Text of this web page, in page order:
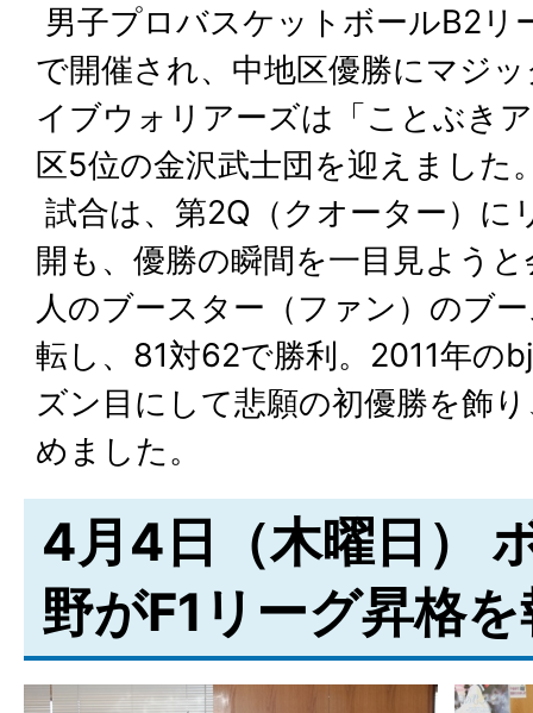
男子プロバスケットボールB2リ
で開催され、中地区優勝にマジ
イブウォリアーズは「ことぶき
区5位の金沢武士団を迎えました
試合は、第2Q（クオーター）に
開も、優勝の瞬間を一目見よう
人のブースター（ファン）のブ
転し、81対62で勝利。2011年の
ズン目にして悲願の初優勝を飾
めました。
4月4日（木曜日）
野がF1リーグ昇格